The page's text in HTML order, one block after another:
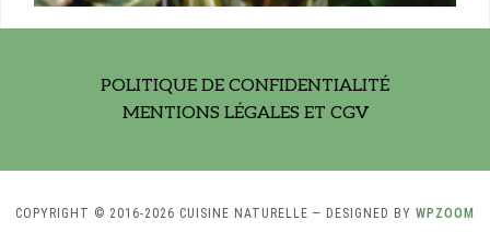
POLITIQUE DE CONFIDENTIALITÉ
MENTIONS LÉGALES ET CGV
COPYRIGHT © 2016-2026 CUISINE NATURELLE — DESIGNED BY WPZOOM